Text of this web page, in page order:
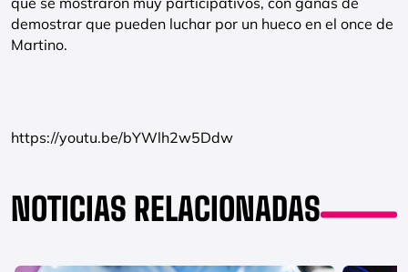
demostrar que pueden luchar por un hueco en el once de
Martino.
https://youtu.be/bYWlh2w5Ddw
NOTICIAS RELACIONADAS